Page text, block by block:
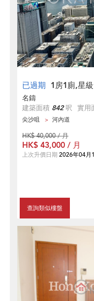
已過期 1房1廁,星
名鑄
建築面積 842呎 實用
尖沙咀 河內道
查詢類似樓盤
HK$ 40,000 / 月
HK$ 43,000 / 月
上次升價日期 2026年04月